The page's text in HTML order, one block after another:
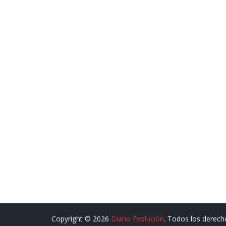
Copyright © 2026 Diario Evolución. Todos los